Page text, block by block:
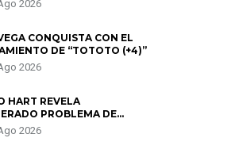
PARTES QUERÍA EL
2026
CONQUISTA CON EL
DE “TOTOTO (+4)”
2026
HART REVELA
PROBLEMA DE
ANTES DE SEPARARSE DE
“ME ENCONTRARON UN
2026